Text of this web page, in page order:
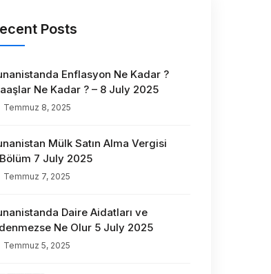
Posts
Enflasyon Ne Kadar ?
Ne Kadar ? – 8 July 2025
Temmuz 8, 2025
Mülk Satın Alma Vergisi
7 July 2025
Temmuz 7, 2025
Daire Aidatları ve
Ne Olur 5 July 2025
Temmuz 5, 2025